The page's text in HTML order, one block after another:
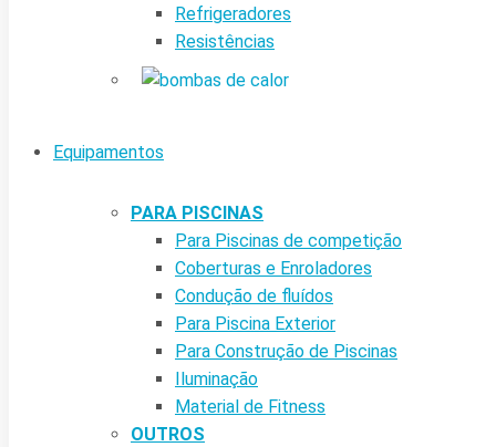
Refrigeradores
Resistências
Equipamentos
PARA PISCINAS
Para Piscinas de competição
Coberturas e Enroladores
Condução de fluídos
Para Piscina Exterior
Para Construção de Piscinas
Iluminação
Material de Fitness
OUTROS